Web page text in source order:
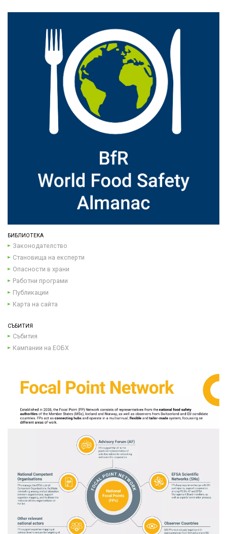
БИБЛИОТЕКА
Законодателство
Становища на експерти
Опасности в храни
Работни програми
Публикации
Карта на сайта
СЪБИТИЯ
Събития
Кампании на ЕОБХ